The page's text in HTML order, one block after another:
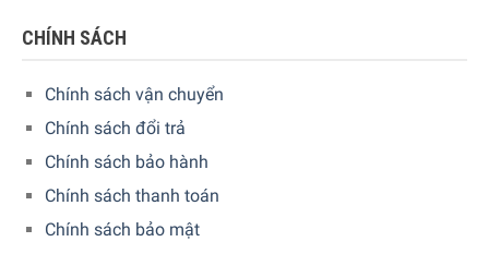
phần chính là Cromargan® – một loại thép không gỉ 18/10
được WMF phát triển và đăng ký nhãn hiệu. Giống với thép
CHÍNH SÁCH
Chính sách vận chuyển
Chính sách đổi trả
Chính sách bảo hành
Chính sách thanh toán
Chính sách bảo mật